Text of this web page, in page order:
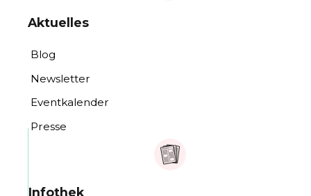
Aktuelles
Blog
Newsletter
Eventkalender
Presse
Infothek